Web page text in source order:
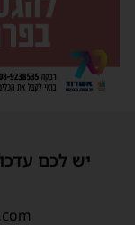
יש לכם